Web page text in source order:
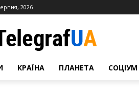
2026
КРАЇНА ПЛАНЕТА СОЦІУМ